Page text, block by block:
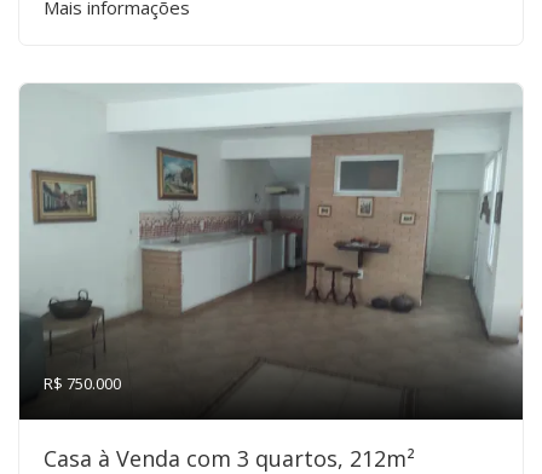
Mais informações
R$ 750.000
Casa à Venda com 3 quartos, 212m²